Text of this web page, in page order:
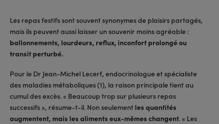
Les repas festifs sont souvent synonymes de plaisirs partagés,
mais ils peuvent aussi laisser un souvenir moins agréable :
ballonnements, lourdeurs, reflux, inconfort prolongé ou
transit perturbé.
Pour le Dr Jean-Michel Lecerf, endocrinologue et spécialiste
des maladies métaboliques (1), la raison principale tient au
cumul des excès. « Beaucoup trop sur plusieurs repas
successifs », résume-t-il. Non seulement les quantités
augmentent, mais les aliments eux-mêmes changent. « Les